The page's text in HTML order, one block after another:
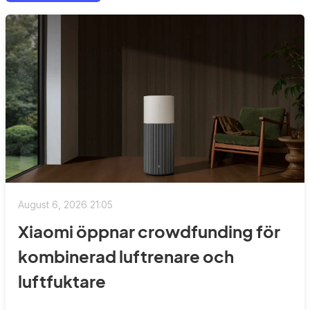
August 6, 2026 21:05
Xiaomi öppnar crowdfunding för
kombinerad luftrenare och
luftfuktare